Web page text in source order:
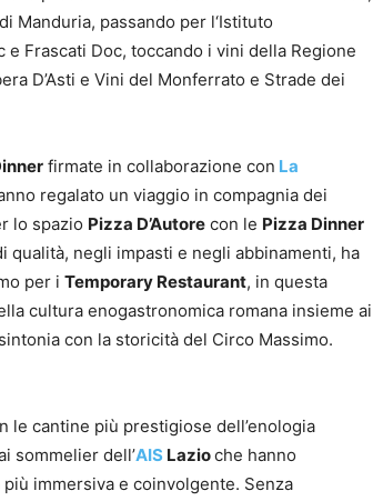
Manduria, passando per l‘Istituto
Frascati Doc, toccando i vini della Regione
D’Asti e Vini del Monferrato e Strade dei
firmate in collaborazione con La
regalato un viaggio in compagnia dei
lo spazio Pizza D’Autore con le Pizza Dinner
qualità, negli impasti e negli abbinamenti, ha
per i Temporary Restaurant, in questa
cultura enogastronomica romana insieme ai
con la storicità del Circo Massimo.
le cantine più prestigiose dell’enologia
sommelier dell’AIS Lazioche hanno
immersiva e coinvolgente. Senza